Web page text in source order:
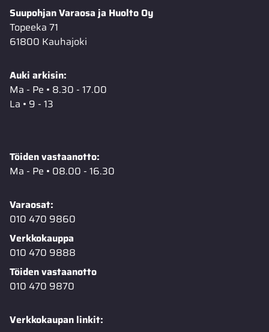
Suupohjan Varaosa ja Huolto Oy
Topeeka 71
61800 Kauhajoki
Auki arkisin:
Ma - Pe • 8.30 - 17.00
La • 9 - 13
Töiden vastaanotto:
Ma - Pe • 08.00 - 16.30
Varaosat:
010 470 9860
Verkkokauppa
010 470 9888
Töiden vastaanotto
010 470 9870
Verkkokaupan linkit: